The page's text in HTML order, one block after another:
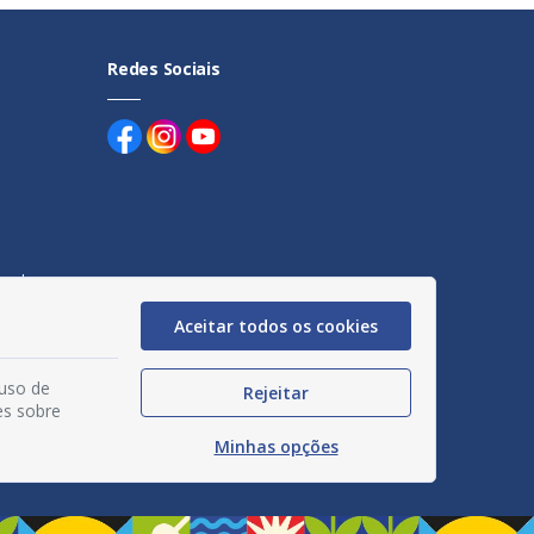
Redes Sociais
de
sobre
Aceitar todos os cookies
Rejeitar
Minhas opções